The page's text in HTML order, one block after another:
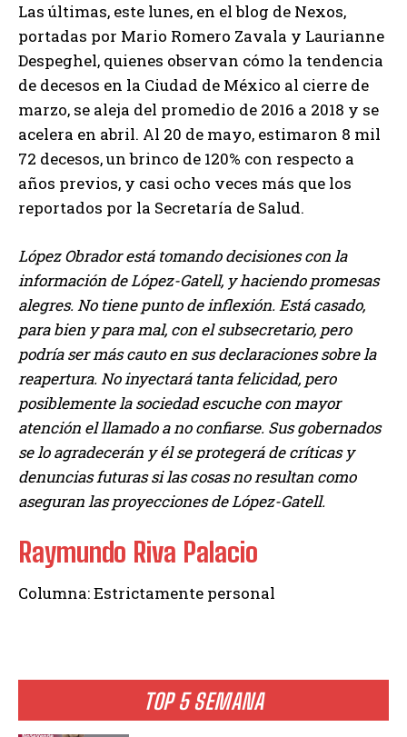
TOP 5 SEMANA
Las últimas, este lunes, en el blog de Nexos,
portadas por Mario Romero Zavala y Laurianne
Despeghel, quienes observan cómo la tendencia
de decesos en la Ciudad de México al cierre de
marzo, se aleja del promedio de 2016 a 2018 y se
acelera en abril. Al 20 de mayo, estimaron 8 mil
72 decesos, un brinco de 120% con respecto a
años previos, y casi ocho veces más que los
reportados por la Secretaría de Salud.
López Obrador está tomando decisiones con la
información de López-Gatell, y haciendo promesas
alegres. No tiene punto de inflexión. Está casado,
para bien y para mal, con el subsecretario, pero
podría ser más cauto en sus declaraciones sobre la
reapertura. No inyectará tanta felicidad, pero
posiblemente la sociedad escuche con mayor
atención el llamado a no confiarse. Sus gobernados
se lo agradecerán y él se protegerá de críticas y
denuncias futuras si las cosas no resultan como
aseguran las proyecciones de López-Gatell.
Raymundo Riva Palacio
Columna: Estrictamente personal